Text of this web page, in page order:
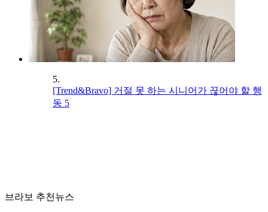
5.
[Trend&Bravo] 거절 못 하는 시니어가 끊어야 할 행
동 5
브라보 추천뉴스